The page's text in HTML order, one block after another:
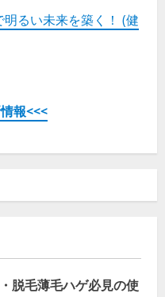
るい未来を築く！ (健
報<<<
脱毛薄毛ハゲ必見の使